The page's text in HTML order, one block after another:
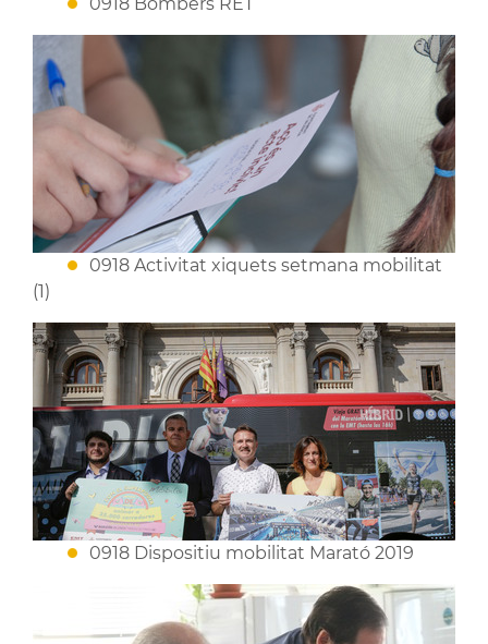
0918 Bombers RET
0918 Activitat xiquets setmana mobilitat
(1)
0918 Dispositiu mobilitat Marató 2019